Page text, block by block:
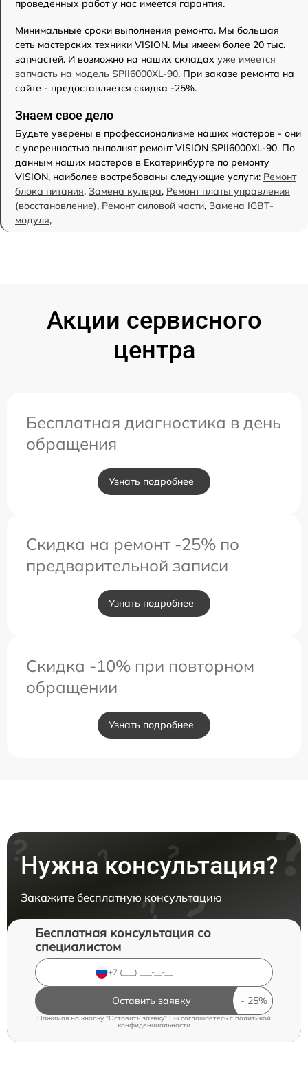
проведенных работ у нас имеется гарантия.
Минимальные сроки выполнения ремонта. Мы большая
сеть мастерских техники VISION. Мы имеем более 20 тыс.
запчастей. И возможно на наших складах уже имеется
запчасть на модель SPII6000XL-90. При заказе ремонта на
сайте - предоставляется скидка -25%.
Знаем свое дело
Будьте уверены в профессионализме наших мастеров - они
с уверенностью выполнят ремонт VISION SPII6000XL-90. По
данным наших мастеров в Екатеринбурге по ремонту
VISION, наиболее востребованы следующие услуги: Ремонт
блока питания, Замена кулера, Ремонт платы управления
(восстановление), Ремонт силовой части, Замена IGBT-
модуля,
Акции сервисного
центра
Бесплатная диагностика в день
обращения
Узнать подробнее
Скидка на ремонт -25% по
предварительной записи
Узнать подробнее
Скидка -10% при повторном
обращении
Узнать подробнее
Нужна консультация?
Закажите бесплатную консультацию
Бесплатная консультация со
специалистом
Оставить заявку
Нажимая на кнопку "Оставить заявку" Вы соглашаетесь cполитикой
конфиденциальности